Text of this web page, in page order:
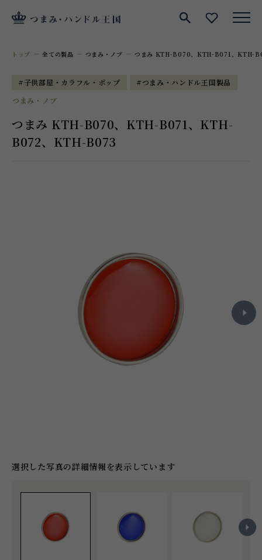
サイト内検索
お気に
トップ 全ての製品 つまみ・ノブ つまみ KTH-B070、KTH-B071、KTH-
#子供部屋・カラフル・ポップ
#つまみ・ハンドル王国製品
つまみ・ノブ
つまみ KTH-B070、KTH-B071、KTH-
B072、KTH-B073
選択した写真の詳細情報を表示しています